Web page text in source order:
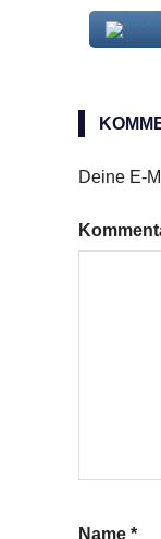
Deine E-
Name *